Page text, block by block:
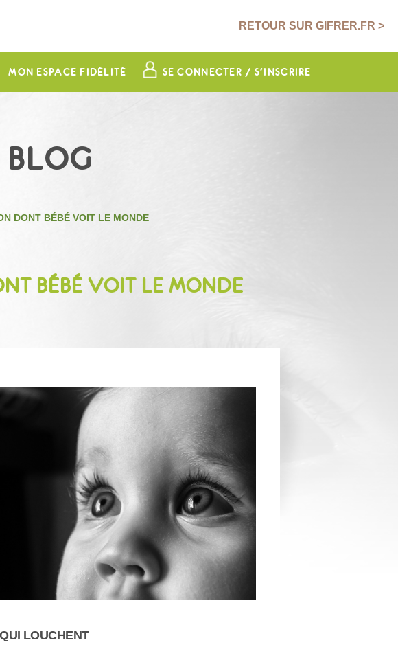
RETOUR SUR GIFRER.FR >
MON ESPACE FIDÉLITÉ SE CONNECTER / S'INSCRIRE
DONT BÉBÉ VOIT LE MONDE
BÉBÉ VOIT LE MONDE
LOUCHENT